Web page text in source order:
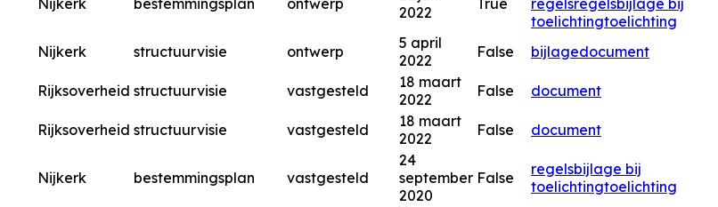
Nijkerk bestemmingsplan ontwerp
2022
True
regelsregelsbijlage bij
toelichtingtoelichting
Nijkerk structuurvisie ontwerp
5 april
2022
False bijlagedocument
Rijksoverheid structuurvisie vastgesteld
18 maart
2022
False document
Rijksoverheid structuurvisie vastgesteld
18 maart
2022
False document
Nijkerk bestemmingsplan vastgesteld
24
september
2020
False regelsbijlage bij
toelichtingtoelichting